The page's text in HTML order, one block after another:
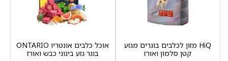
HiQ מזון לכלבים בוגרים מגזע
קטן סלמון ואורז
אוכל כלבים אונטריו ONTARIO
בוגר גזע בינוני כבש ואורז